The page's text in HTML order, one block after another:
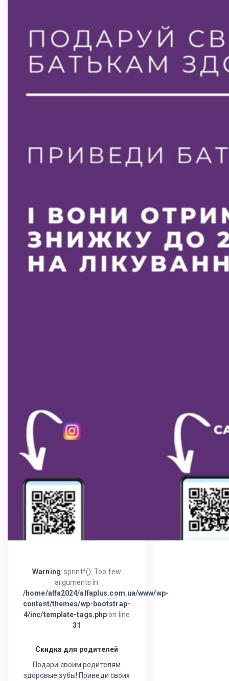
Warning: sprintf(): Too few
arguments in
/home/alfa2024/alfaplus.com.ua/www/wp-
content/themes/wp-bootstrap-
4/inc/template-tags.php on line
31
Скидка для родителей
Подари своим родителям
здоровые зубы! Приведи своих